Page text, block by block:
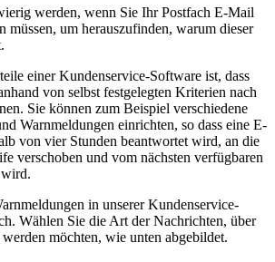
werden, wenn Sie Ihr Postfach E-Mail
müssen, um herauszufinden, warum dieser
einer Kundenservice-Software ist, dass
von selbst festgelegten Kriterien nach
Sie können zum Beispiel verschiedene
Warnmeldungen einrichten, so dass eine E-
von vier Stunden beantwortet wird, an die
verschoben und vom nächsten verfügbaren
in unserer Kundenservice-
Wählen Sie die Art der Nachrichten, über
möchten, wie unten abgebildet.